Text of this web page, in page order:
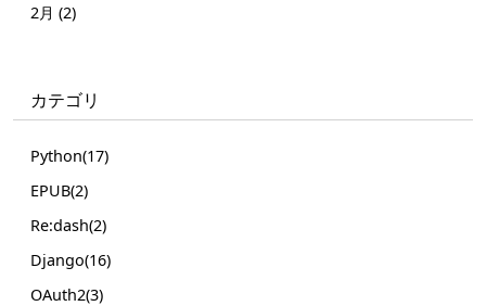
2月 (2)
カテゴリ
Python(17)
EPUB(2)
Re:dash(2)
Django(16)
OAuth2(3)